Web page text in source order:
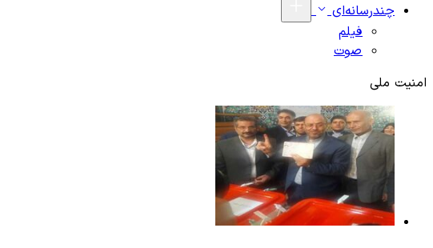
چندرسانه‌ای
فیلم
صوت
امنیت ملی